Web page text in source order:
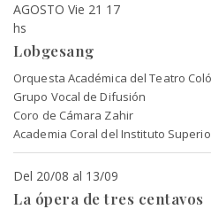
AGOSTO Vie 21 17
hs
Lobgesang
Orquesta Académica del Teatro
Grupo Vocal de Difusión
Coro de Cámara Zahir
Academia Coral del Instituto
Del 20/08 al 13/09
La ópera de tres centavos